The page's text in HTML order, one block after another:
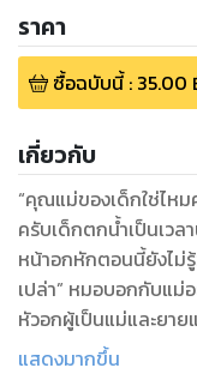
ราคา
ซื้อฉบับนี้: 35.00
เกี่ยวกับ
“คุณแม่ของเด็กใช่ไห
ครับเด็กตกน้ำเป็นเวล
หน้าอกหักตอนนี้ยังไม่
เปล่า” หมอบอกกับแม่
หัวอกผู้เป็นแม่และยา
จนพยาบาลในห้องต้อ
แสดงมากขึ้น